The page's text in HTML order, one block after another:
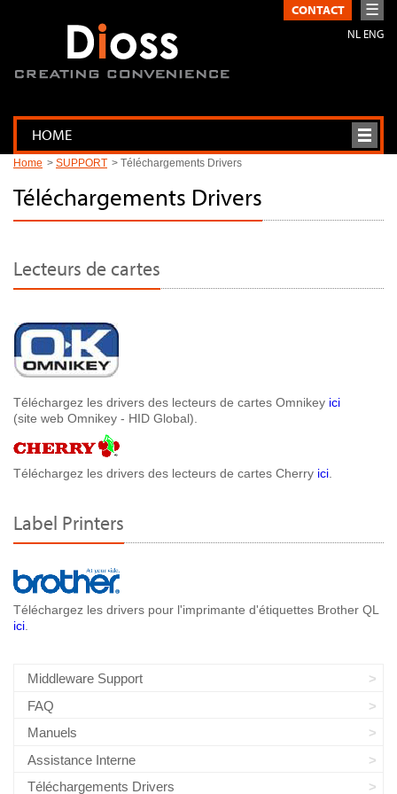
☰
CONTACT
NL ENG
HOME
Home SUPPORT Téléchargements Drivers
Téléchargements Drivers
Lecteurs de cartes
Téléchargez les drivers des lecteurs de cartes Omnikey ici
(site web Omnikey - HID Global).
Téléchargez les drivers des lecteurs de cartes Cherry ici
Label Printers
Téléchargez les drivers pour l'imprimante d'étiquettes Brother QL
ici
Middleware Support
FAQ
Manuels
Assistance Interne
Téléchargements Drivers